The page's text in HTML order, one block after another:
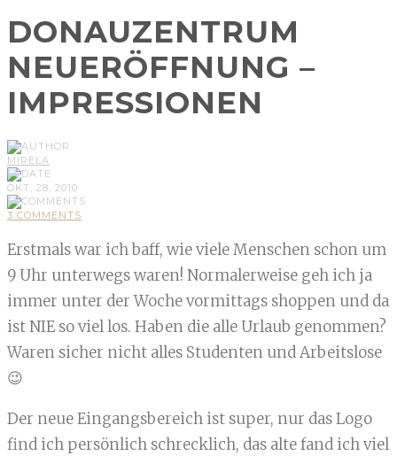
DONAUZENTRUM
NEUERÖFFNUNG –
IMPRESSIONEN
MIRELA
OKT, 28, 2010
3 COMMENTS
Erstmals war ich baff, wie viele Menschen schon um
9 Uhr unterwegs waren! Normalerweise geh ich ja
immer unter der Woche vormittags shoppen und da
ist NIE so viel los. Haben die alle Urlaub genommen?
Waren sicher nicht alles Studenten und Arbeitslose
😉
Der neue Eingangsbereich ist super, nur das Logo
find ich persönlich schrecklich, das alte fand ich viel